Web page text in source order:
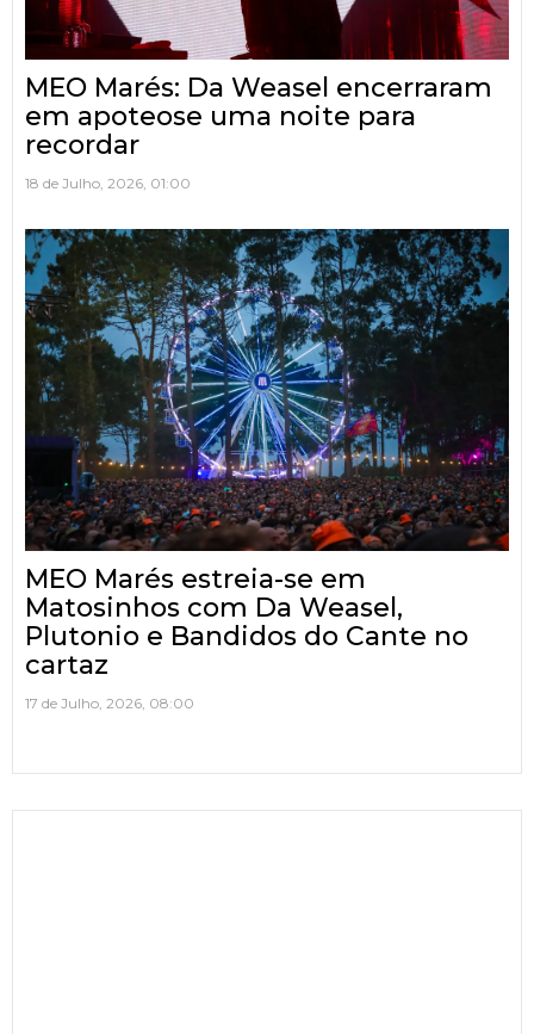
MEO Marés: Da Weasel encerraram
em apoteose uma noite para
recordar
18 de Julho, 2026, 01:00
MEO Marés estreia-se em
Matosinhos com Da Weasel,
Plutonio e Bandidos do Cante no
cartaz
17 de Julho, 2026, 08:00